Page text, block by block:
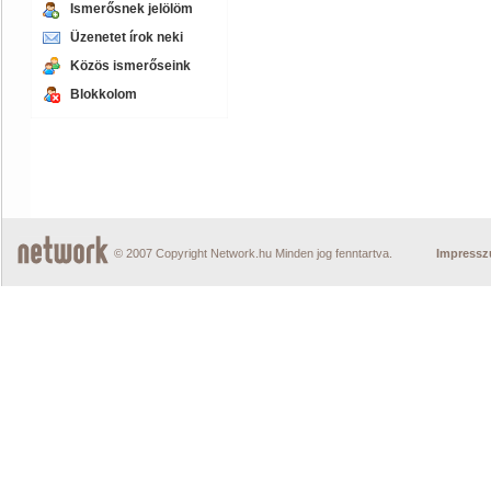
Ismerősnek jelölöm
Üzenetet írok neki
Közös ismerőseink
Blokkolom
© 2007 Copyright Network.hu Minden jog fenntartva.